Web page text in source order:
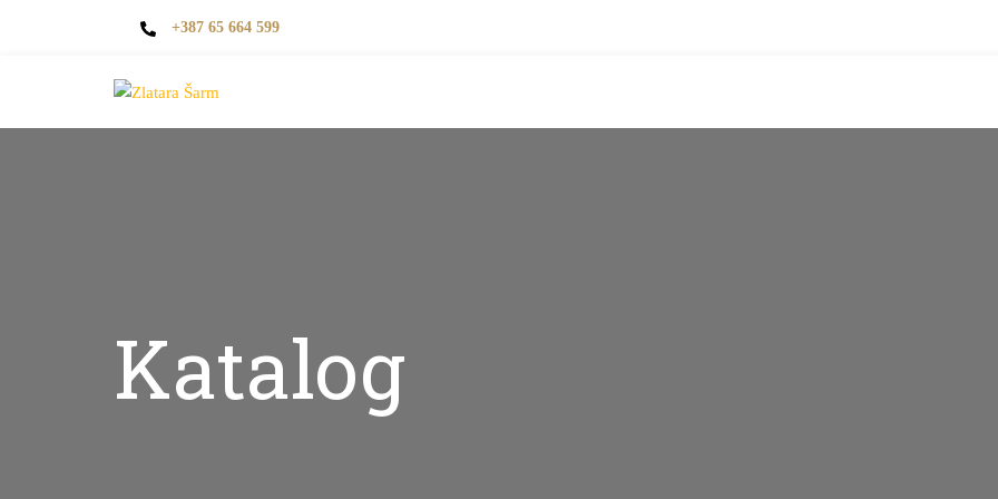
+387 65 664 599
Katalog